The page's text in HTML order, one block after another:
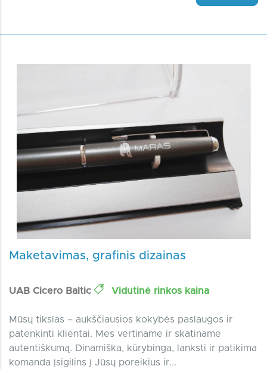
Maketavimas, grafinis dizainas
UAB Cicero Baltic Vidutinė rinkos kaina
Mūsų tikslas – aukščiausios kokybės paslaugos ir
patenkinti klientai. Mes vertiname ir skatiname
autentiškumą. Dinamiška, kūrybinga, lanksti ir patikima
komanda įsigilins į Jūsų poreikius ir...